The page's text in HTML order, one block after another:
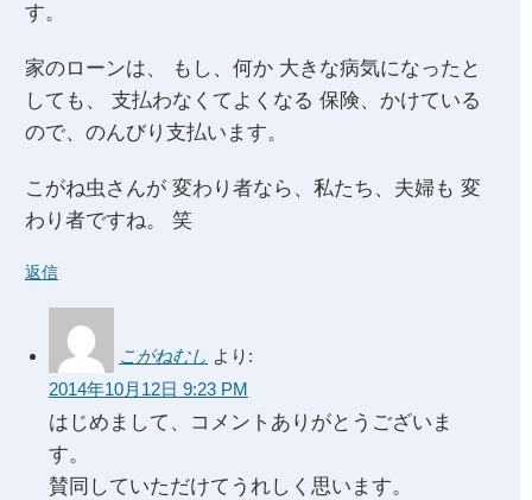
す。
家のローンは、 もし、何か 大きな病気になったと
しても、 支払わなくてよくなる 保険、かけている
ので、のんびり支払います。
こがね虫さんが 変わり者なら、私たち、夫婦も 変
わり者ですね。 笑
返信
こがねむし より:
2014年10月12日 9:23 PM
はじめまして、コメントありがとうございま
す。
賛同していただけてうれしく思います。